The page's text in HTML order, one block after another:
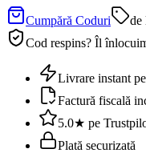
Cumpără Coduri
de
Cod respins? Îl
Livrare instant
Factură fiscală
5.0★ pe
Plată securizată